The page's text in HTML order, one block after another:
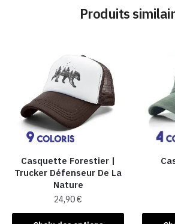
Produits
Casquette Forestier |
Trucker Défenseur De La
Nature
24,90€